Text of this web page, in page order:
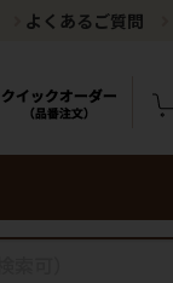
よくあるご質問